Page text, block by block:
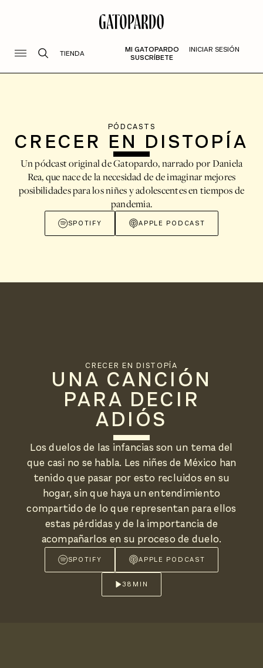
TIENDA
MI GATOPARDO
SUSCRÍBETE
INICIAR SESIÓN
PÓDCASTS
CRECER EN DISTOPÍA
Un pódcast original de Gatopardo, narrado por Daniela
Rea, que nace de la necesidad de de imaginar mejores
posibilidades para los niñes y adolescentes en tiempos de
pandemia.
SPOTIFY APPLE PODCAST
CRECER EN DISTOPÍA
UNA CANCIÓN
PARA DECIR
ADIÓS
Los duelos de las infancias son un tema del
que casi no se habla. Les niñes de México han
tenido que pasar por esto recluidos en su
hogar, sin que haya un entendimiento
compartido de lo que representan para ellos
estas pérdidas y de la importancia de
acompañarlos en su proceso de duelo.
SPOTIFY APPLE PODCAST
38 MIN